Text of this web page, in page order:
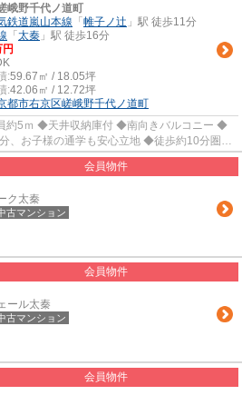
峨野千代ノ道町
鉄道嵐山本線 「 帷子ノ辻 」駅 徒歩11分
「 太秦 」駅 徒歩16分
:59.67㎡ / 18.05坪
:42.06㎡ / 12.72坪
都市右京区嵯峨野千代ノ道町
5ｍ ◆天井収納庫付 ◆南向きバルコニー ◆
、お子様の通学も安心立地 ◆徒歩約10分圏内
ッグストアあり
会員物件
ク太秦
古マンション
会員物件
ール太秦
古マンション
会員物件